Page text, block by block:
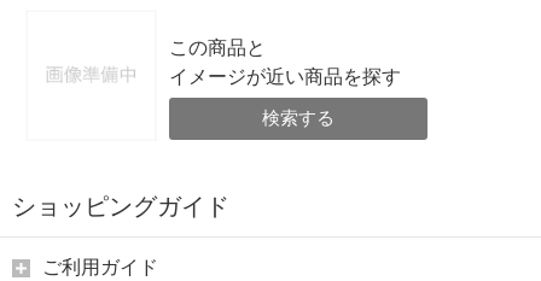
この商品と
イメージが近い商品を探す
検索する
ショッピングガイド
ご利用ガイド